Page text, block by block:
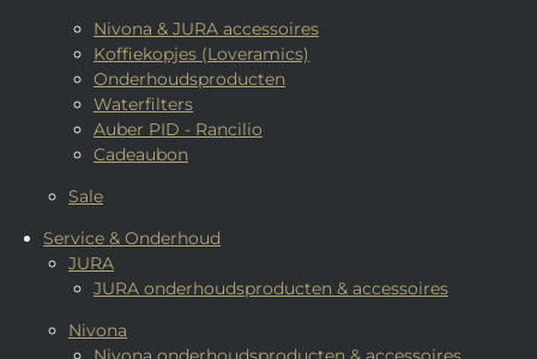
Nivona & JURA accessoires
Koffiekopjes (Loveramics)
Onderhoudsproducten
Waterfilters
Auber PID - Rancilio
Cadeaubon
Sale
Service & Onderhoud
JURA
JURA onderhoudsproducten & accessoires
Nivona